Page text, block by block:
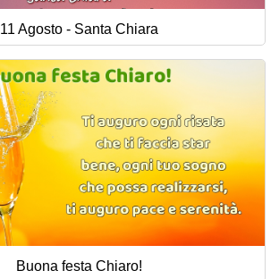
11 Agosto - Santa Chiara
Buona festa Chiaro!